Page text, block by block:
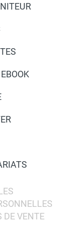
DE VENTE